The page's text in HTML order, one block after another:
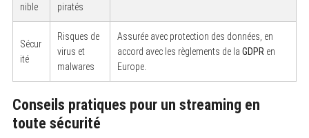
nible
piratés
Sécur
ité
Risques de
virus et
malwares
Assurée avec protection des données, en
accord avec les règlements de la GDPR en
Europe.
Conseils pratiques pour un streaming en
toute sécurité